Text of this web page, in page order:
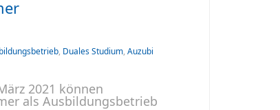
, Duales Studium, Auzubi
2021 können
als Ausbildungsbetrieb